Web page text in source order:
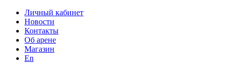
Личный кабинет
Новости
Контакты
Об арене
Магазин
En